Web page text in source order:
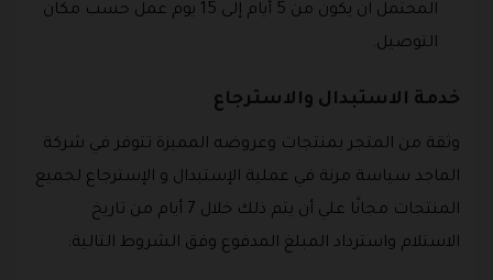
المحتمل ان يكون من 5 أيام إلى 15 يوم عمل حسب مكان
التوصيل.
خدمة الاستبدال والاسترجاع
وثقة من المتجر بمنتجات وعروضه المميزة تتوفر في شركة
الماجد سياسة مرنة في عملية الإستبدال و الإسترجاع لجميع
المنتجات مجانًا علي أن يتم ذلك خلال 7 أيام من تاريخ
الاستلام واسترداد المبلغ المدفوع وفق الشروط التالية: